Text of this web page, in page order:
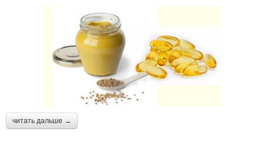
читать дальше →